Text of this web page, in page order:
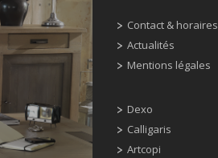
Contact & horaires
Actualités
Mentions légales
Dexo
Calligaris
Artcopi